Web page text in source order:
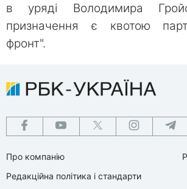
в уряді Володимира
призначення є квотою
фронт".
Про компанію
Редакційна політика і стандарти